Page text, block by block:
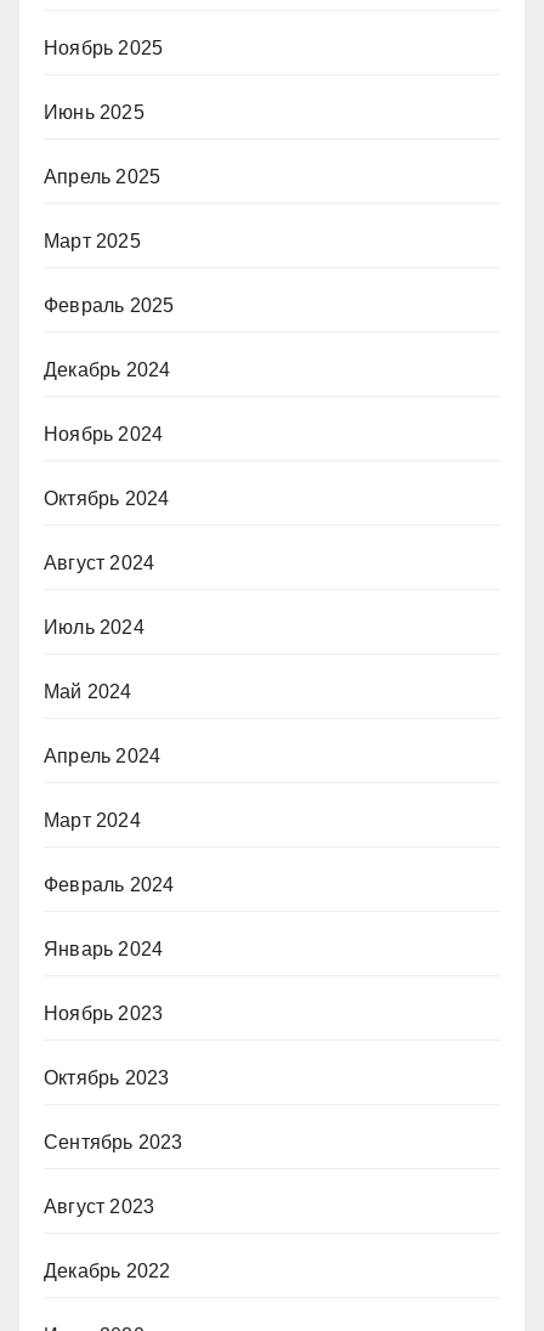
Ноябрь 2025
Июнь 2025
Апрель 2025
Март 2025
Февраль 2025
Декабрь 2024
Ноябрь 2024
Октябрь 2024
Август 2024
Июль 2024
Май 2024
Апрель 2024
Март 2024
Февраль 2024
Январь 2024
Ноябрь 2023
Октябрь 2023
Сентябрь 2023
Август 2023
Декабрь 2022